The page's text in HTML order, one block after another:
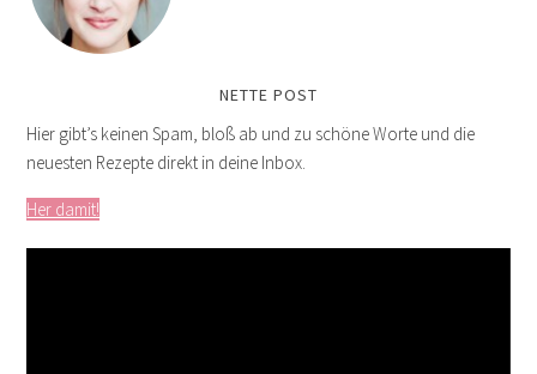
NETTE POST
Hier gibt’s keinen Spam, bloß ab und zu schöne Worte und die
neuesten Rezepte direkt in deine Inbox.
Her damit!